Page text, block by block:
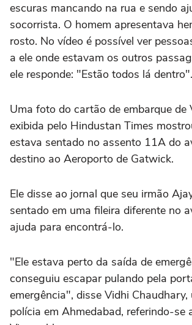
escuras mancando na rua e sendo
socorrista. O homem apresentava
rosto. No vídeo é possível ver
a ele onde estavam os outros
ele responde: "Estão todos lá dentro".
Uma foto do cartão de embarque de
exibida pelo Hindustan Times
estava sentado no assento 11A do
destino ao Aeroporto de Gatwick.
Ele disse ao jornal que seu irmão
sentado em uma fileira diferente no
ajuda para encontrá-lo.
"Ele estava perto da saída de
conseguiu escapar pulando pela
emergência", disse Vidhi
polícia em Ahmedabad, referindo-se